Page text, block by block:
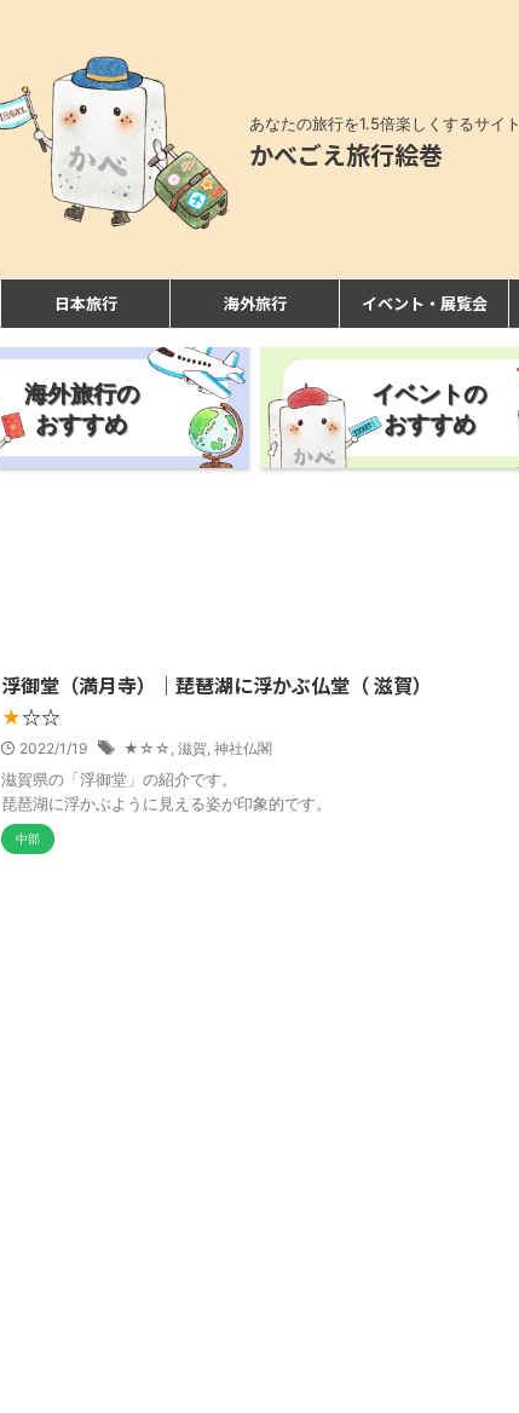
あなたの旅行を1.5倍楽しくするサイト
かべごえ旅行絵巻
日本旅行 海外旅行 イベント・展覧会
海外旅行の
おすすめ
イベントの
おすすめ
浮御堂（満月寺）｜琵琶湖に浮かぶ仏堂（ 滋賀）
★☆☆
2022/1/19 ★☆☆ , 滋賀, 神社仏閣
滋賀県の「浮御堂」の紹介です。
琵琶湖に浮かぶように見える姿が印象的です。
中部